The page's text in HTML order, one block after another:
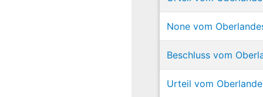
vollständig aus. Die
6
Des weiteren ist
regelmäßig drei Jahren
7 • der Ausgleich der
None vom
Beschluss vom
Urteil vom